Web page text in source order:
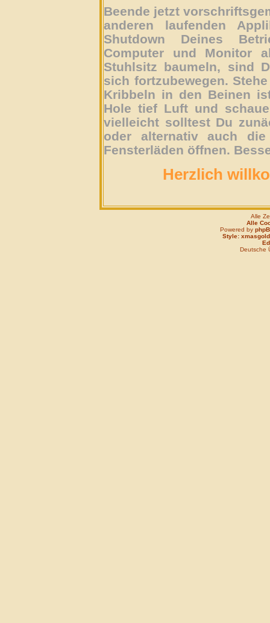
Beende jetzt
anderen laufenden
Shutdown Deines
Computer und Monitor
Stuhlsitz baumeln, sind
sich fortzubewegen.
Kribbeln in den Beinen
Hole tief Luft und
vielleicht solltest Du
oder alternativ auch
Fensterläden öffnen.
Herzlich
Alle
Alle
Powered by
Style: xmasgold
Deutsche